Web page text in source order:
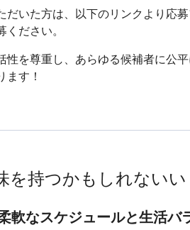
だいた方は、以下のリンクより応
ださい。
性を尊重し、あらゆる候補者に公
ます！
を持つかもしれない
軟なスケジュールと生活バ